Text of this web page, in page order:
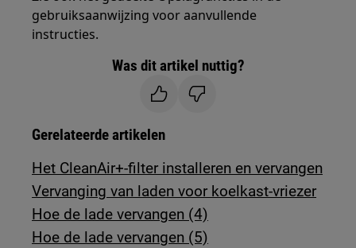
gebruiksaanwijzing voor aanvullende
instructies.
Was dit artikel nuttig?
Gerelateerde artikelen
Het CleanAir+-filter installeren en vervangen
Vervanging van laden voor koelkast-vriezer
Hoe de lade vervangen (4)
Hoe de lade vervangen (5)